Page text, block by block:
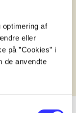
af
eller
på ”Cookies” i
de anvendte